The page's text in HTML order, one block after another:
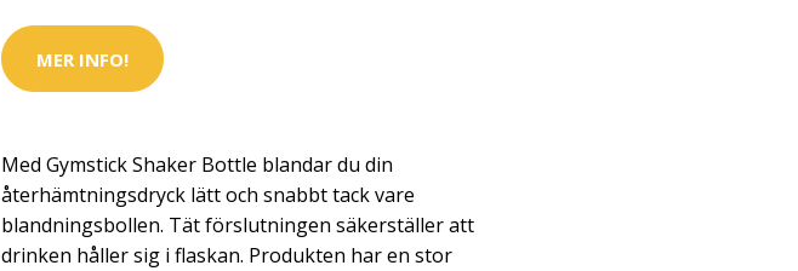
MER INFO!
Med Gymstick Shaker Bottle blandar du din
återhämtningsdryck lätt och snabbt tack vare
blandningsbollen. Tät förslutningen säkerställer att
drinken håller sig i flaskan. Produkten har en stor